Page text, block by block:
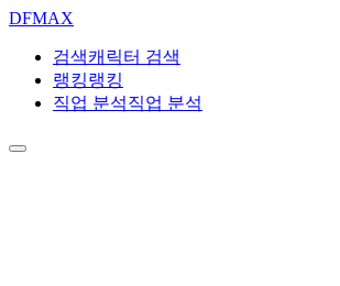
DFMAX
검색캐릭터 검색
랭킹랭킹
직업 분석직업 분석